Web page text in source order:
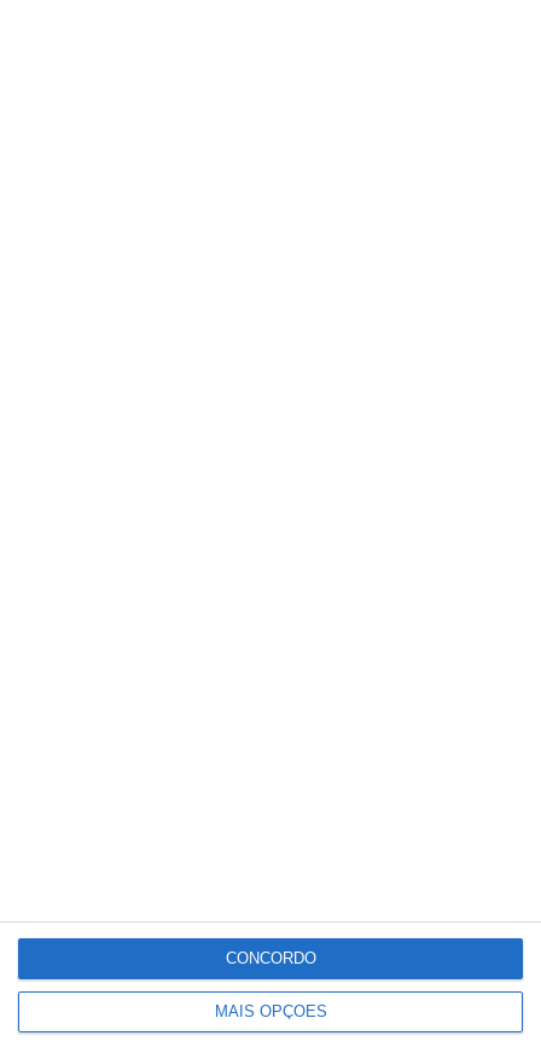
MAIS OPÇÕES
CONCORDO